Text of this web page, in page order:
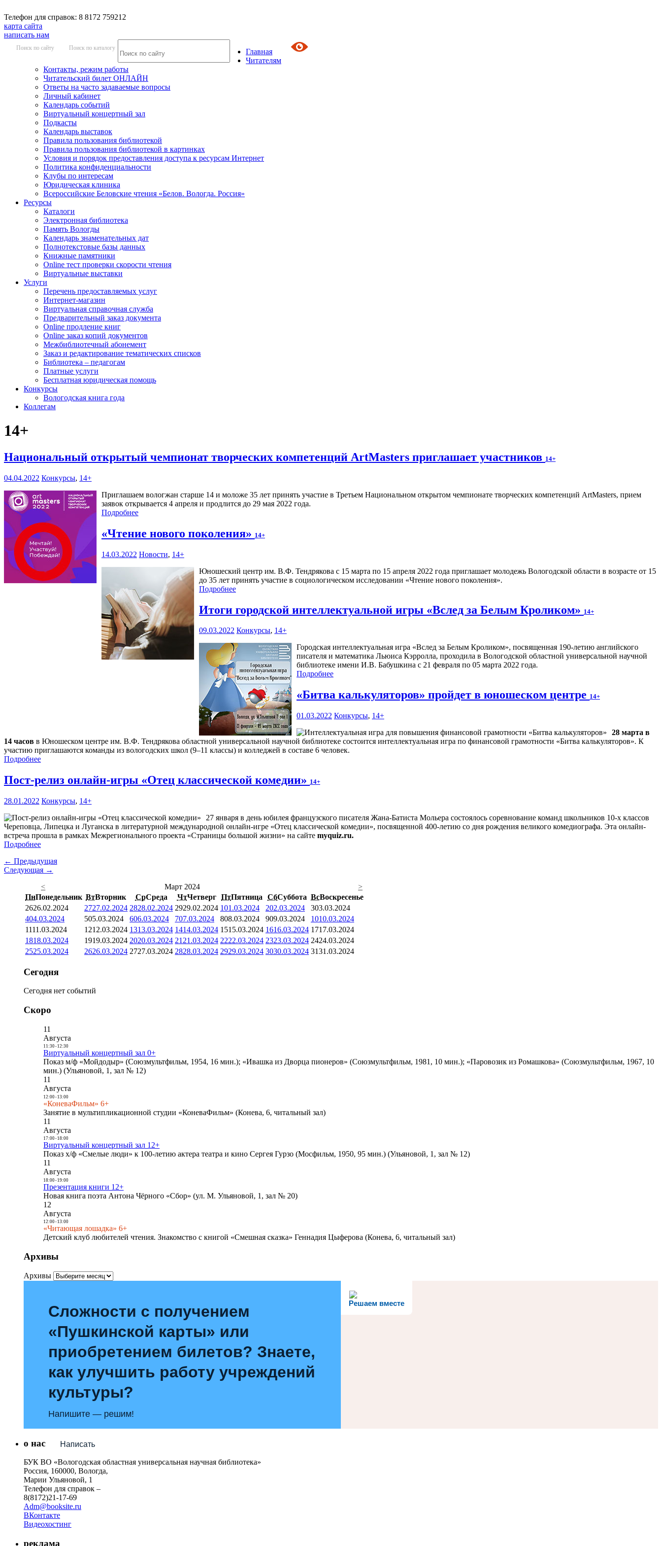
Телефон для справок: 8 8172 759212
карта сайта
написать нам
Поиск по сайту Поиск по каталогу
Главная
Читателям
Контакты, режим работы
Читательский билет ОНЛАЙН
Ответы на часто задаваемые вопросы
Личный кабинет
Календарь событий
Виртуальный концертный зал
Подкасты
Календарь выставок
Правила пользования библиотекой
Правила пользования библиотекой в картинках
Условия и порядок предоставления доступа к ресурсам Интернет
Политика конфиденциальности
Клубы по интересам
Юридическая клиника
Всероссийские Беловские чтения «Белов. Вологда. Россия»
Ресурсы
Каталоги
Электронная библиотека
Память Вологды
Календарь знаменательных дат
Полнотекстовые базы данных
Книжные памятники
Online тест проверки скорости чтения
Виртуальные выставки
Услуги
Перечень предоставляемых услуг
Интернет-магазин
Виртуальная справочная служба
Предварительный заказ документа
Online продление книг
Online заказ копий документов
Межбиблиотечный абонемент
Заказ и редактирование тематических списков
Библиотека – педагогам
Платные услуги
Бесплатная юридическая помощь
Конкурсы
Вологодская книга года
Коллегам
14+
Национальный открытый чемпионат творческих компетенций ArtMasters приглашает участников 14+
04.04.2022 Конкурсы, 14+
Приглашаем вологжан старше 14 и моложе 35 лет принять участие в Третьем Национальном открытом чемпионате творческих компетенций ArtMasters, прием
заявок открывается 4 апреля и продлится до 29 мая 2022 года.
Подробнее
«Чтение нового поколения» 14+
14.03.2022 Новости, 14+
Юношеский центр им. В.Ф. Тендрякова с 15 марта по 15 апреля 2022 года приглашает молодежь Вологодской области в возрасте от 15
до 35 лет принять участие в социологическом исследовании «Чтение нового поколения».
Подробнее
Итоги городской интеллектуальной игры «Вслед за Белым Кроликом» 14+
09.03.2022 Конкурсы, 14+
Городская интеллектуальная игра «Вслед за Белым Кроликом», посвященная 190-летию английского
писателя и математика Льюиса Кэрролла, проходила в Вологодской областной универсальной научной
библиотеке имени И.В. Бабушкина с 21 февраля по 05 марта 2022 года.
Подробнее
«Битва калькуляторов» пройдет в юношеском центре 14+
01.03.2022 Конкурсы, 14+
28 марта в
14 часов в Юношеском центре им. В.Ф. Тендрякова областной универсальной научной библиотеке состоится интеллектуальная игра по финансовой грамотности «Битва калькуляторов». К
участию приглашаются команды из вологодских школ (9–11 классы) и колледжей в составе 6 человек.
Подробнее
Пост-релиз онлайн-игры «Отец классической комедии» 14+
28.01.2022 Конкурсы, 14+
27 января в день юбилея французского писателя Жана-Батиста Мольера состоялось соревнование команд школьников 10-х классов
Череповца, Липецка и Луганска в литературной международной онлайн-игре «Отец классической комедии», посвященной 400-летию со дня рождения великого комедиографа. Эта онлайн-
встреча прошла в рамках Межрегионального проекта «Страницы большой жизни» на сайте myquiz.ru.
Подробнее
← Предыдущая
Следующая →
<
Март 2024
>
ПнПонедельник ВтВторник СрСреда ЧтЧетверг ПтПятница СбСуббота ВсВоскресенье
2626.02.2024 2727.02.2024 2828.02.2024 2929.02.2024 101.03.2024 202.03.2024 303.03.2024
404.03.2024 505.03.2024 606.03.2024 707.03.2024 808.03.2024 909.03.2024 1010.03.2024
1111.03.2024 1212.03.2024 1313.03.2024 1414.03.2024 1515.03.2024 1616.03.2024 1717.03.2024
1818.03.2024 1919.03.2024 2020.03.2024 21 21.03.2024 2222.03.2024 2323.03.2024 2424.03.2024
2525.03.2024 2626.03.2024 2727.03.2024 2828.03.2024 2929.03.2024 3030.03.2024 3131.03.2024
Сегодня
Сегодня нет событий
Скоро
11
Августа
11:30- 12:30
Виртуальный концертный зал 0+
Показ м/ф «Мойдодыр» (Союзмультфильм, 1954, 16 мин.); «Ивашка из Дворца пионеров» (Союзмультфильм, 1981, 10 мин.); «Паровозик из Ромашкова» (Союзмультфильм, 1967, 10
мин.) (Ульяновой, 1, зал № 12)
11
Августа
12:00- 13:00
«КоневаФильм» 6+
Занятие в мультипликационной студии «КоневаФильм» (Конева, 6, читальный зал)
11
Августа
17:00- 18:00
Виртуальный концертный зал 12+
Показ х/ф «Смелые люди» к 100-летию актера театра и кино Сергея Гурзо (Мосфильм, 1950, 95 мин.) (Ульяновой, 1, зал № 12)
11
Августа
18:00- 19:00
Презентация книги 12+
Новая книга поэта Антона Чёрного «Сбор» (ул. М. Ульяновой, 1, зал № 20)
12
Августа
12:00- 13:00
«Читающая лошадка» 6+
Детский клуб любителей чтения. Знакомство с книгой «Смешная сказка» Геннадия Цыферова (Конева, 6, читальный зал)
Архивы
Архивы
Решаем вместе
Сложности с получением
«Пушкинской карты» или
приобретением билетов? Знаете,
как улучшить работу учреждений
культуры?
Напишите — решим!
Написать
о нас
БУК ВО «Вологодская областная универсальная научная библиотека»
Россия, 160000, Вологда,
Марии Ульяновой, 1
Телефон для справок –
8(8172)21-17-69
Adm@booksite.ru
ВКонтакте
Видеохостинг
реклама